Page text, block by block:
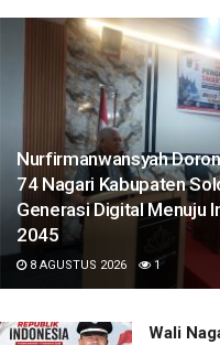
Nurfirmanwansyah
74 Nagari Kabupaten
Generasi Digital Menuju
2045
8 AGUSTUS 2026 1
Wali